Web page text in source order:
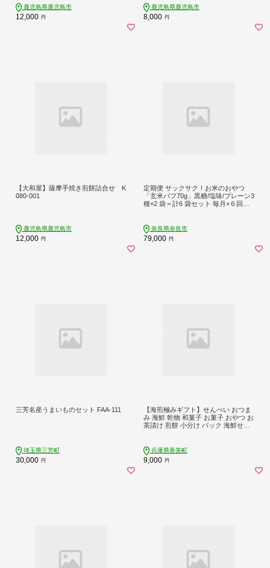
鹿児島県鹿児島市
12,000 円
鹿児島県鹿児島市
8,000 円
【大和屋】薩摩手焼き煎餅詰合せ K
080-001
鹿児島県鹿児島市
12,000 円
定期便 サックサク！お米のおやつ
「玄米パフ70g」黒糖/塩味/プレーン3
種×2 袋＝計6 袋セット 毎月×６回コ
奈良県奈良市
79,000 円
三芳名産うまいものセット FAA-111
埼玉県三芳町
30,000 円
【海煎極みギフト】せんべい おつま
み 海鮮 乾物 和菓子 お菓子 おやつ お
茶請け 煎餅 小分け パック 海鮮せん
庫県 香美町 香住 9000円 香すみ堂 45
-03
兵庫県香美町
9,000 円